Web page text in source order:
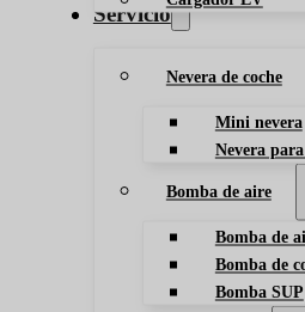
Servicio
Nevera de coche
Mini nevera
Nevera
Bomba de aire
Bomba de
Bomba de
Bomba SUP